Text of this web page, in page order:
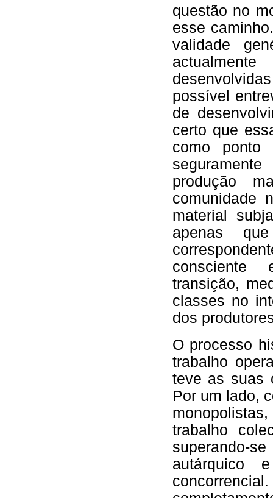
questão no
esse
validade
possível
de
certo que
como
produção
comunidade
material
apenas
consciente
transição,
classes no
dos
O processo
trabalho
teve as suas
Por um lado,
trabalho
superando-
autárquico